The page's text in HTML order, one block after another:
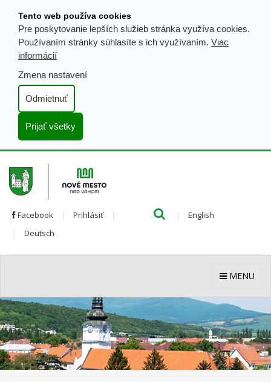
obsahu
Tento web používa cookies
Pre poskytovanie lepších služieb stránka využíva cookies.
Používaním stránky súhlasíte s ich využívaním. Viac
informácií
Zmena nastavení
Odmietnuť
Prijať všetky
Facebook Prihlásiť English
Deutsch
MENU